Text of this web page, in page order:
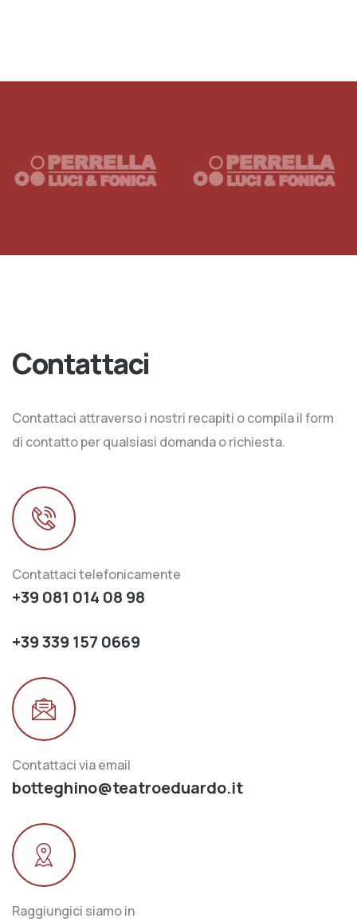
Contattaci
Contattaci attraverso i nostri recapiti o compila il form
di contatto per qualsiasi domanda o richiesta.
Contattaci telefonicamente
+39 081 014 08 98
+39 339 157 0669
Contattaci via email
botteghino@teatroeduardo.it
Raggiungici siamo in